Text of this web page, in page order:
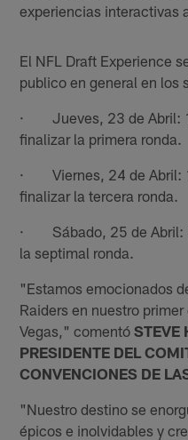
experiencias interactivas
El NFL Draft Experience
publico en general en los
· Jueves, 23 de Abril:
finalizar la primera ronda.
· Viernes, 24 de Abril:
finalizar la tercera ronda.
· Sábado, 25 de Abril:
la septimal ronda.
"Estamos emocionados
Raiders en nuestro
Vegas," comentóSTEVE
PRESIDENTE DEL
CONVENCIONES DE
"Nuestro destino se
épicos e inolvidables y